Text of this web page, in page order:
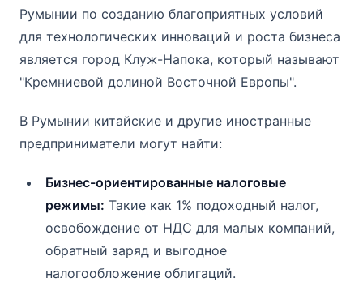
Румынии по созданию благоприятных условий
для технологических инноваций и роста бизнеса
является город Клуж-Напока, который называют
"Кремниевой долиной Восточной Европы".
В Румынии китайские и другие иностранные
предприниматели могут найти:
Бизнес-ориентированные налоговые
режимы: Такие как 1% подоходный налог,
освобождение от НДС для малых компаний,
обратный заряд и выгодное
налогообложение облигаций.